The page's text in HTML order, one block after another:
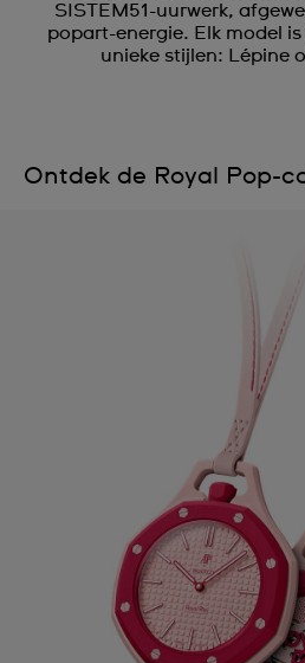
SISTEM51-uurwerk,
popart-energie. Elk model
unieke stijlen: Lépine
Ontdek de Royal Pop-